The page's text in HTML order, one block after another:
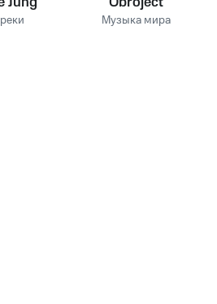
Музыка мира